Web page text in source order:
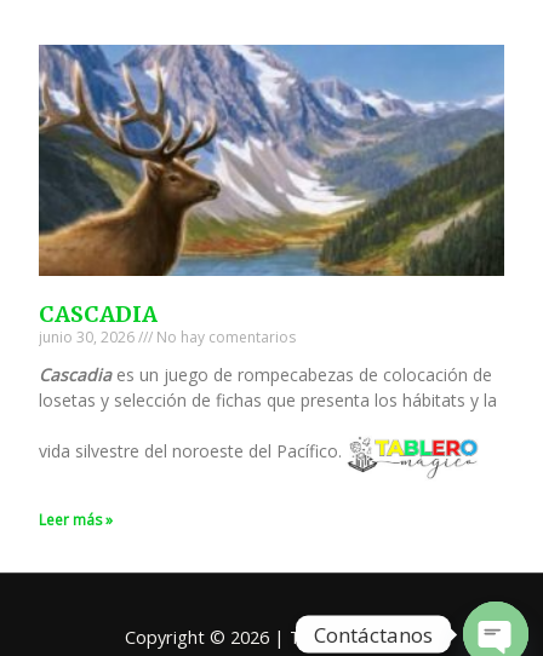
CASCADIA
junio 30, 2026 No hay comentarios
Cascadiaes un juego de rompecabezas de colocación de
losetas y selección de fichas que presenta los hábitats y la
vida silvestre del noroeste del Pacífico.
Leer más »
Copyright © 2026 | Tablero Mágico
Contáctanos